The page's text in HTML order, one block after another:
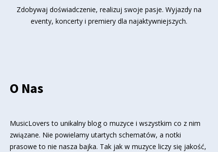
Zdobywaj doświadczenie, realizuj swoje pasje. Wyjazdy na
eventy, koncerty i premiery dla najaktywniejszych.
O Nas
MusicLovers to unikalny blog o muzyce i wszystkim co z nim
związane. Nie powielamy utartych schematów, a notki
prasowe to nie nasza bajka. Tak jak w muzyce liczy się jakość,